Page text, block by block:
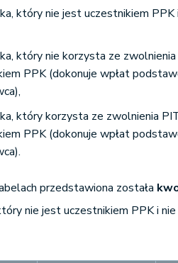
który nie jest uczestnikiem
który nie korzysta ze
PPK (dokonuje wpłat
który korzysta ze zwolnienia
PPK (dokonuje wpłat
przedstawiona została
nie jest uczestnikiem PPK i